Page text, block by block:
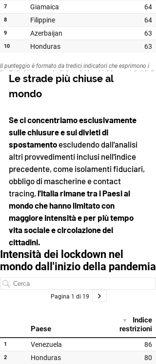
Le strade più chiuse al
mondo
Se ci concentriamo esclusivamente
sulle chiusure e sui divieti di
spostamento escludendo dall'analisi
altri provvedimenti inclusi nell'indice
precedente, come isolamenti fiduciari,
obbligo di mascherine e contact
tracing, l'Italia rimane tra i Paesi al
mondo che hanno limitato con
maggiore intensità e per più tempo
vita sociale e circolazione dei
cittadini.